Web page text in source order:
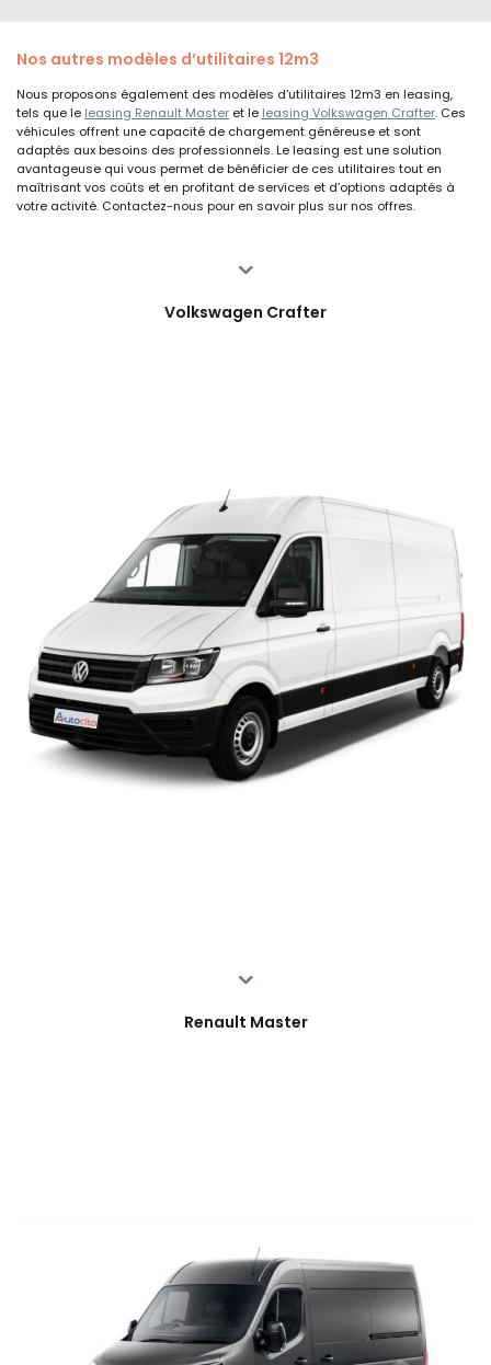
Nos autres modèles d’utilitaires 12m3
Nous proposons également des modèles d’utilitaires 12m3 en leasing,
tels que le leasing Renault Master et le leasing Volkswagen Crafter. Ces
véhicules offrent une capacité de chargement généreuse et sont
adaptés aux besoins des professionnels. Le leasing est une solution
avantageuse qui vous permet de bénéficier de ces utilitaires tout en
maîtrisant vos coûts et en profitant de services et d’options adaptés à
votre activité. Contactez-nous pour en savoir plus sur nos offres.
Volkswagen Crafter
Renault Master